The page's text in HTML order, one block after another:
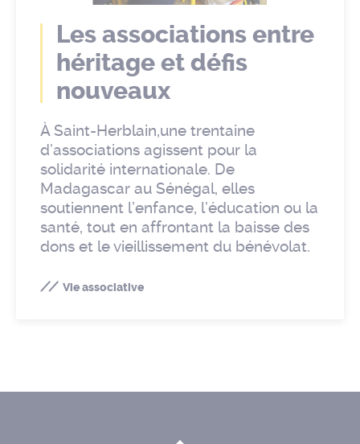
Les associations entre
héritage et défis
nouveaux
À Saint-Herblain,une trentaine
d’associations agissent pour la
solidarité internationale. De
Madagascar au Sénégal, elles
soutiennent l’enfance, l’éducation ou la
santé, tout en affrontant la baisse des
dons et le vieillissement du bénévolat.
Vie associative